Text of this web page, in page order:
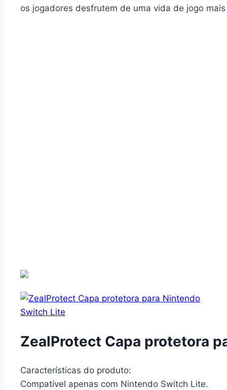
os jogadores desfrutem de uma vida de jogo
Previous page
Pegas de polegar fofas
ZealProtect Capa protetora
Características do produto:
Compatível apenas com Nintendo Switch Lite.